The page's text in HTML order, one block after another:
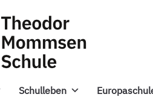
Schulleben